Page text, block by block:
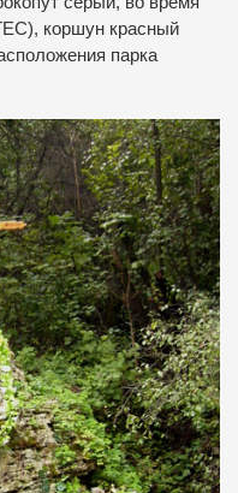
коршун красный
парка